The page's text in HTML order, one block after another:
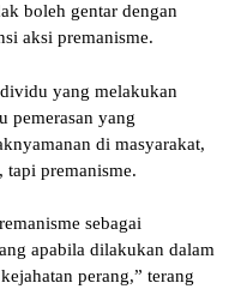
boleh gentar dengan
aksi premanisme.
yang melakukan
pemerasan yang
di masyarakat,
tapi premanisme.
sebagai
apabila dilakukan dalam
perang,” terang